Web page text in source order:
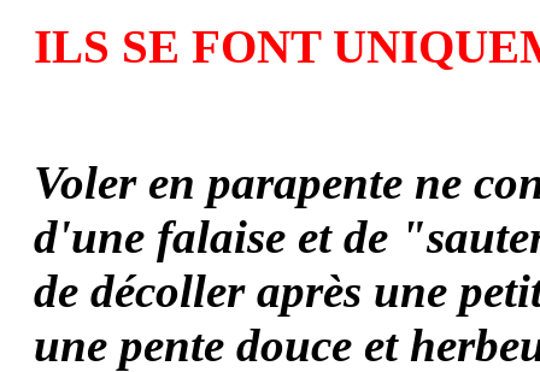
ILS SE FONT
Voler en parapente ne
d'une falaise et de
de décoller après une
une pente douce et